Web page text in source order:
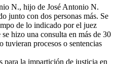
N., hijo de José Antonio N.
junto con dos personas más. Se
de lo indicado por el juez
hizo una consulta en más de 30
tuvieran procesos o sentencias
para la impartición de justicia en